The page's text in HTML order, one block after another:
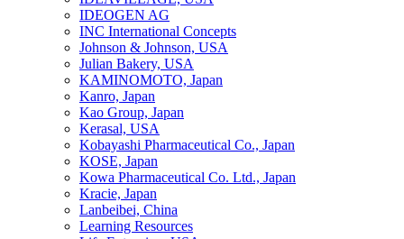
IDEOGEN AG
INC International Concepts
Johnson & Johnson, USA
Julian Bakery, USA
KAMINOMOTO, Japan
Kanro, Japan
Kao Group, Japan
Kerasal, USA
Kobayashi Pharmaceutical Co., Japan
KOSE, Japan
Kowa Pharmaceutical Co. Ltd., Japan
Kracie, Japan
Lanbeibei, China
Learning Resources